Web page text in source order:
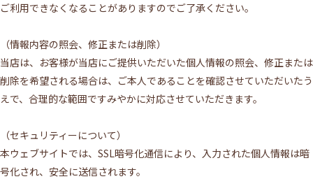
ご利用できなくなることがありますのでご了承ください。
（情報内容の照会、修正または削除）
当店は、お客様が当店にご提供いただいた個人情報の照会、修正または
削除を希望される場合は、ご本人であることを確認させていただいたう
えで、合理的な範囲ですみやかに対応させていただきます。
（セキュリティーについて）
本ウェブサイトでは、SSL暗号化通信により、入力された個人情報は暗
号化され、安全に送信されます。